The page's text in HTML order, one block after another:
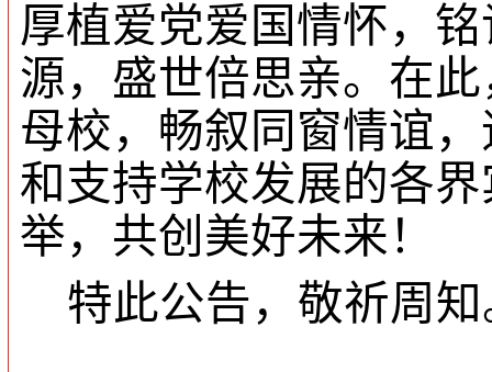
厚植爱党爱国情怀，
源，盛世倍思亲。在
母校，畅叙同窗情谊
和支持学校发展的各
举，共创美好未来！
特此公告，敬祈周